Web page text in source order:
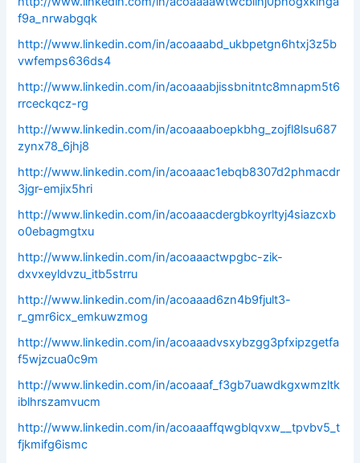
f9a_nrwabgqk
http://www.linkedin.com/in/acoaaabd_ukbpetgn6htxj3z5b
vwfemps636ds4
http://www.linkedin.com/in/acoaaabjissbnitntc8mnapm5t6
rrceckqcz-rg
http://www.linkedin.com/in/acoaaaboepkbhg_zojfl8lsu687
zynx78_6jhj8
http://www.linkedin.com/in/acoaaac1ebqb8307d2phmacdr
3jgr-emjix5hri
http://www.linkedin.com/in/acoaaacdergbkoyrltyj4siazcxb
o0ebagmgtxu
http://www.linkedin.com/in/acoaaactwpgbc-zik-
dxvxeyldvzu_itb5strru
http://www.linkedin.com/in/acoaaad6zn4b9fjult3-
r_gmr6icx_emkuwzmog
http://www.linkedin.com/in/acoaaadvsxybzgg3pfxipzgetfa
f5wjzcua0c9m
http://www.linkedin.com/in/acoaaaf_f3gb7uawdkgxwmzltk
iblhrszamvucm
http://www.linkedin.com/in/acoaaaffqwgblqvxw__tpvbv5_t
fjkmifg6ismc